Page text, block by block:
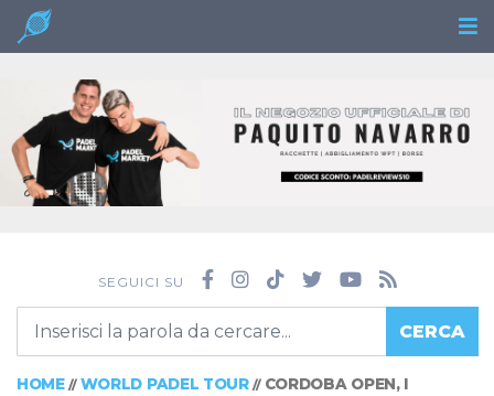
SEGUICI SU
CERCA
HOME// WORLD PADEL TOUR// CORDOBA OPEN, I